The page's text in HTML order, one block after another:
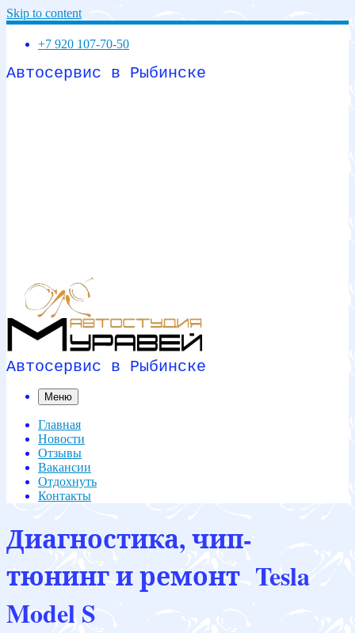
Skip to content
+7 920 107-70-50
Автосервис в Рыбинске
Автосервис в Рыбинске
Меню
Главная
Новости
Отзывы
Вакансии
Отдохнуть
Контакты
Диагностика, чип-
тюнинг и ремонт Tesla
Model S